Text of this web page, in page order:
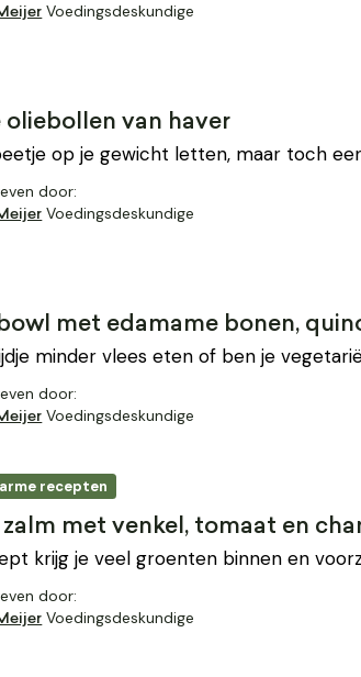
Voedingsdeskundige
oliebollen van haver
op je gewicht letten, maar toch
door:
Voedingsdeskundige
met edamame bonen,
minder vlees eten of ben je
door:
Voedingsdeskundige
recepten
met venkel, tomaat en
krijg je veel groenten binnen en
door:
Voedingsdeskundige